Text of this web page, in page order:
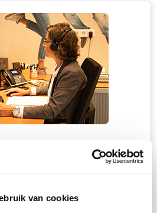
van cookies
vinden wat je
ons op
voor een advies